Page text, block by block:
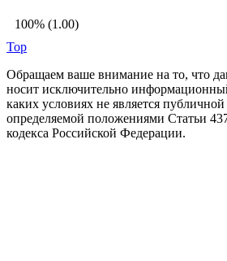
100% (1.00)
Top
Обращаем ваше внимание на то, что
носит исключительно
каких условиях не является
определяемой положениями Статьи
кодекса Российской Федерации.